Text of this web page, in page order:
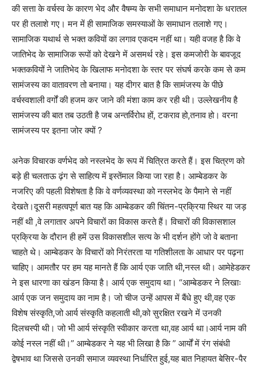
की सत्ता के वर्चस्व के कारण भेद और वैषम्य के सभी समाधान मनोदशा के धरातल
पर ही तलाशे गए। मन में ही सामाजिक समस्याओं के समाधान तलाशे गए।
सामाजिक यथार्थ से भक्त कवियों का लगाव एकदम नहीं था। यही वजह है कि वे
जातिभेद के सामाजिक रूपों को देखने में असमर्थ रहे। इस कमजोरी के बावजूद
भक्तकवियों ने जातिभेद के खिलाफ मनोदशा के स्तर पर संघर्ष करके कम से कम
सामंजस्य का वातावरण तो बनाया। यह दीगर बात है कि सामंजस्य के पीछे
वर्चस्वशाली वर्गों की हजम कर जाने की मंशा काम कर रही थी। उल्लेखनीय है
सामंजस्य की बात तब उठती है जब अन्तर्विरोध हों, टकराव हो,तनाव हो। वरना
सामंजस्य पर इतना जोर क्यों ?
अनेक विचारक वर्णभेद को नस्लभेद के रूप में चित्रित करते हैं। इस चित्रण को
बड़े ही चलताऊ ढ़ंग से साहित्य में इस्तेंमाल किया जा रहा है। आम्बेडकर के
नजरिए की पहली विशेषता है कि वे वर्णव्यवस्था को नस्लभेद के पैमाने से नहीं
देखते।दूसरी महत्वपूर्ण बात यह कि आम्बेडकर की चिंतन-प्रक्रिया स्थिर या जड़
नहीं थी ,वे लगातार अपने विचारों का विकास करते हैं। विचारों की विकासशाल
प्रक्रिया के दौरान ही हमें उस विकासशील सत्य के भी दर्शन होंगे जो वे बताना
चाहते थे। आम्बेडकर के विचारों को निरंतरता या गतिशीलता के आधार पर पढ़ना
चाहिए। आमतौर पर हम यह मानते हैं कि आर्य एक जाति थी,नस्ल थी। आमेहेडकर
ने इस धारणा का खंडन किया है। आर्य एक समुदाय था। “आम्बेडकर ने लिखाः
आर्य एक जन समुदाय का नाम है। जो चीज उन्हें आपस में बैंधे हुए थी,वह एक
विशेष संस्कृति,जो आर्य संस्कृति कहलाती थी,को सुरक्षित रखने में उनकी
दिलचस्पी थी। जो भी आर्य संस्कृति स्वीकार करता था,वह आर्य था।आर्य नाम की
कोई नस्ल नहीं थी।” आम्बेडकर ने यह भी लिखा है कि ” आर्यों में रंग संबंधी
द्वेषभाव था जिससे उनकी समाज व्यवस्था निर्धारित हुई,यह बात निहायत बेसिर-पैर